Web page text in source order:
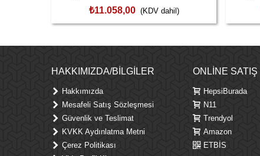
₺11.058,00 (KDV dahil)
HAKKIMIZDA/BILGILER
Hakkımızda
Mesafeli Satış Sözleşmesi
Güvenlik ve Teslimat
KVKK Aydınlatma Metni
Çerez Politikası
ONLINE SATIŞ
HepsiBurada
N11
Trendyol
Amazon
ETBİS